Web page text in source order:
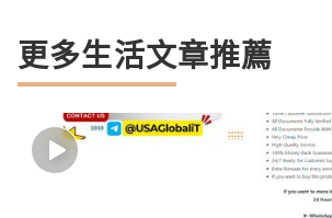
更多生活文章推薦